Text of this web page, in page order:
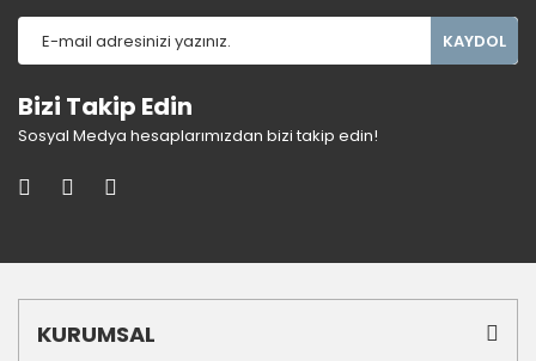
KAYDOL
Bizi Takip Edin
Sosyal Medya hesaplarımızdan bizi takip edin!
KURUMSAL